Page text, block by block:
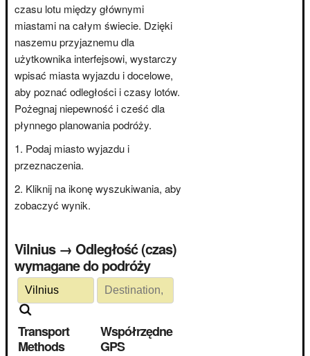
czasu lotu między głównymi
miastami na całym świecie. Dzięki
naszemu przyjaznemu dla
użytkownika interfejsowi, wystarczy
wpisać miasta wyjazdu i docelowe,
aby poznać odległości i czasy lotów.
Pożegnaj niepewność i cześć dla
płynnego planowania podróży.
Podaj miasto wyjazdu i
przeznaczenia.
Kliknij na ikonę wyszukiwania, aby
zobaczyć wynik.
Vilnius → Odległość (czas)
wymagane do podróży
Transport
Methods
Współrzędne
GPS